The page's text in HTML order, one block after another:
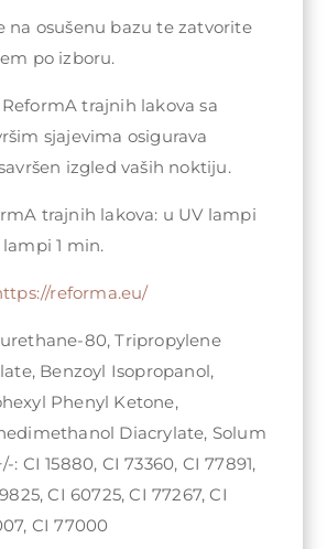
na osušenu bazu te zatvorite
po izboru.
trajnih lakova sa
sjajevima osigurava
izgled vaših noktiju.
trajnih lakova: u UV lampi
1 min.
reforma.eu/
80, Tripropylene
Benzoyl Isopropanol,
Phenyl Ketone,
Diacrylate, Solum
: CI 15880, CI 73360, CI 77891,
CI 60725, CI 77267, CI
CI 77000